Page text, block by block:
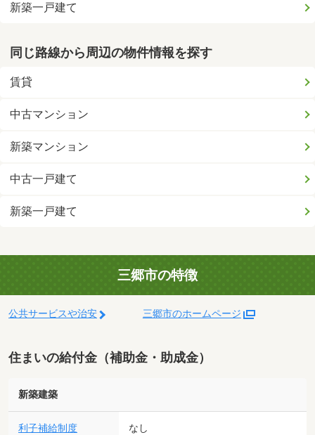
新築一戸建て
同じ路線から周辺の物件情報を探す
賃貸
中古マンション
新築マンション
中古一戸建て
新築一戸建て
三郷市の特徴
公共サービスや治安 三郷市のホームページ
住まいの給付金（補助金・助成金）
新築建築
利子補給制度 なし